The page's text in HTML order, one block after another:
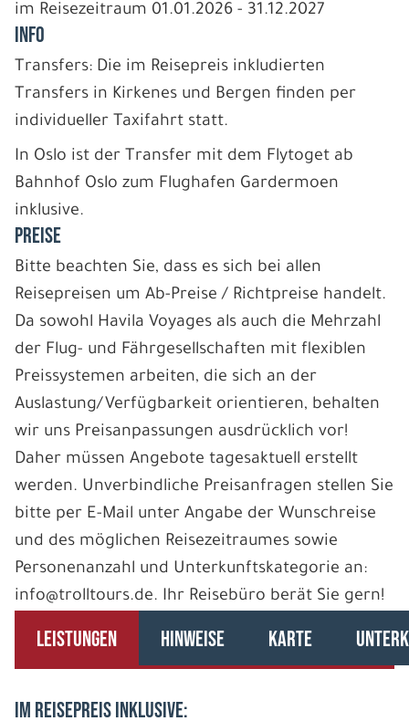
im Reisezeitraum 01.01.2026 - 31.12.2027
INFO
Transfers: Die im Reisepreis inkludierten
Transfers in Kirkenes und Bergen finden per
individueller Taxifahrt statt.
In Oslo ist der Transfer mit dem Flytoget ab
Bahnhof Oslo zum Flughafen Gardermoen
inklusive.
PREISE
Bitte beachten Sie, dass es sich bei allen
Reisepreisen um Ab-Preise / Richtpreise handelt.
Da sowohl Havila Voyages als auch die Mehrzahl
der Flug- und Fährgesellschaften mit flexiblen
Preissystemen arbeiten, die sich an der
Auslastung/Verfügbarkeit orientieren, behalten
wir uns Preisanpassungen ausdrücklich vor!
Daher müssen Angebote tagesaktuell erstellt
werden. Unverbindliche Preisanfragen stellen Sie
bitte per E-Mail unter Angabe der Wunschreise
und des möglichen Reisezeitraumes sowie
Personenanzahl und Unterkunftskategorie an:
info@trolltours.de. Ihr Reisebüro berät Sie gern!
LEISTUNGEN HINWEISE KARTE
IM REISEPREIS INKLUSIVE: